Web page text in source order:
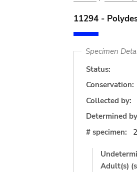
11294 -
Specimen
Status:
Conservation:
Collected by:
Determined
# specimen:
2
Adult(s)